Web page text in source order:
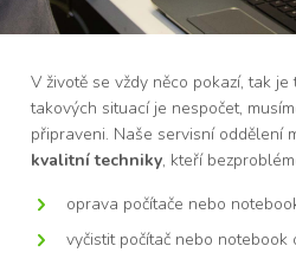
V životě se vždy něco pokazí, tak je
takových situací je nespočet,
připraveni. Naše servisní oddělení
kvalitní techniky, kteří
oprava počítače nebo
vyčistit počítač nebo notebook